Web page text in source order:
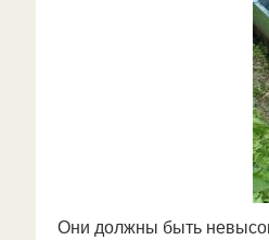
Они должны быть